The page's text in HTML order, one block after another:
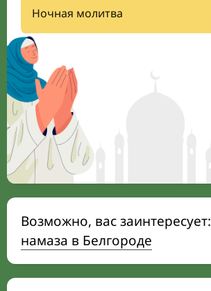
Ночная молитва
Возможно, вас заинтересует:
намаза в Белгороде